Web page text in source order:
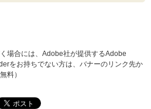
場合には、Adobe社が提供するAdobe
をお持ちでない方は、バナーのリンク先か
料）